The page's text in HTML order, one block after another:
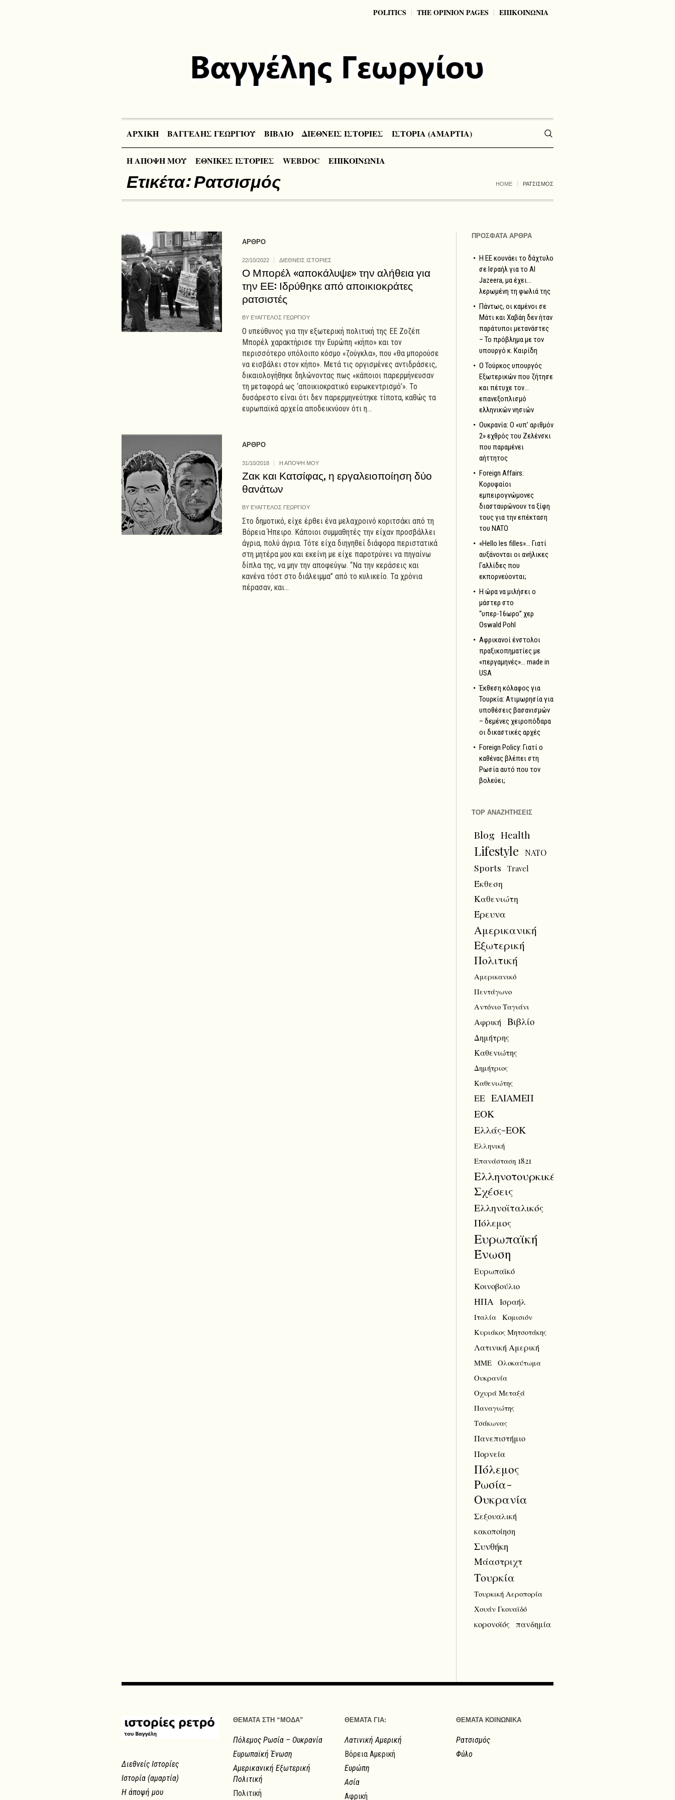
POLITICS THE OPINION PAGES ΕΠΙΚΟΙΝΩΝΙΑ
ΑΡΧΙΚΗ ΒΑΓΓΕΛΗΣ ΓΕΩΡΓΙΟΥ ΒΙΒΛΙΟ ΔΙΕΘΝΕΙΣ ΙΣΤΟΡΙΕΣ ΙΣΤΟΡΙΑ (ΑΜΑΡΤΙΑ)
Η ΑΠΟΨΗ ΜΟΥ ΕΘΝΙΚΕΣ ΙΣΤΟΡΙΕΣ WEBDOC ΕΠΙΚΟΙΝΩΝΙΑ
Ετικέτα:Ρατσισμός HOME ΡΑΤΣΙΣΜΟΣ
ΑΡΘΡΟ
22/10/2022 ΔΙΕΘΝΕΙΣ ΙΣΤΟΡΙΕΣ
Ο Μπορέλ «αποκάλυψε» την αλήθεια για
την ΕΕ: Ιδρύθηκε από αποικιοκράτες
ρατσιστές
BY ΕΥΑΓΓΕΛΟΣ ΓΕΩΡΓΙΟΥ
Ο υπεύθυνος για την εξωτερική πολιτική της ΕΕ Ζοζέπ
Μπορέλ χαρακτήρισε την Ευρώπη «κήπο» και τον
περισσότερο υπόλοιπο κόσμο «ζούγκλα», που «θα μπορούσε
να εισβάλει στον κήπο». Μετά τις οργισμένες αντιδράσεις,
δικαιολογήθηκε δηλώνοντας πως «κάποιοι παρερμήνευσαν
τη μεταφορά ως ‘αποικιοκρατικό ευρωκεντρισμό’». Το
δυσάρεστο είναι ότι δεν παρερμηνεύτηκε τίποτα, καθώς τα
ευρωπαϊκά αρχεία αποδεικνύουν ότι η...
ΑΡΘΡΟ
31/10/2018 Η ΑΠΟΨΗ ΜΟΥ
Ζακ και Κατσίφας, η εργαλειοποίηση δύο
θανάτων
BY ΕΥΑΓΓΕΛΟΣ ΓΕΩΡΓΙΟΥ
Στο δημοτικό, είχε έρθει ένα μελαχροινό κοριτσάκι από τη
Βόρεια Ήπειρο. Κάποιοι συμμαθητές την είχαν προσβάλλει
άγρια, πολύ άγρια. Τότε είχα διηγηθεί διάφορα περιστατικά
στη μητέρα μου και εκείνη με είχε παροτρύνει να πηγαίνω
δίπλα της, να μην την αποφεύγω. “Να την κεράσεις και
κανένα τόστ στο διάλειμμα” από το κυλικείο. Τα χρόνια
πέρασαν, και...
ΠΡΟΣΦΑΤΑ ΑΡΘΡΑ
Η ΕΕ κουνάει το δάχτυλο
σε Ισραήλ για το Al
Jazeera, μα έχει…
λερωμένη τη φωλιά της
Πάντως, οι καμένοι σε
Μάτι και Χαβάη δεν ήταν
παράτυποι μετανάστες
– Το πρόβλημα με τον
υπουργό κ. Καιρίδη
Ο Τούρκος υπουργός
Εξωτερικών που ζήτησε
και πέτυχε τον…
επανεξοπλισμό
ελληνικών νησιών
Ουκρανία: Ο «υπ’ αριθμόν
2» εχθρός του Ζελένσκι
που παραμένει
αήττητος
Foreign Affairs:
Κορυφαίοι
εμπειρογνώμονες
διασταυρώνουν τα ξίφη
τους για την επέκταση
του NATO
«Hello les filles»… Γιατί
αυξάνονται οι ανήλικες
Γαλλίδες που
εκπορνεύονται;
Η ώρα να μιλήσει ο
μάστερ στο
“υπερ-16ωρο” χερ
Oswald Pohl
Αφρικανοί ένστολοι
πραξικοπηματίες με
«περγαμηνές»… made in
USA
Έκθεση κόλαφος για
Τουρκία: Ατιμωρησία για
υποθέσεις βασανισμών
– δεμένες χειροπόδαρα
οι δικαστικές αρχές
Foreign Policy: Γιατί ο
καθένας βλέπει στη
Ρωσία αυτό που τον
βολεύει;
TOP ΑΝΑΖΗΤΗΣΕΙΣ
Blog Health
Lifestyle NATO
Sports Travel
Έκθεση
Καθενιώτη
Έρευνα
Αμερικανική
Εξωτερική
Πολιτική
Αμερικανικό
Πεντάγωνο
Αντόνιο Ταγιάνι
Αφρική Βιβλίο
Δημήτρης
Καθενιώτης
Δημήτριος
Καθενιώτης
ΕΕ ΕΛΙΑΜΕΠ
ΕΟΚ
Ελλάς-ΕΟΚ
Ελληνική
Επανάσταση 1821
Ελληνοτουρκικές
Σχέσεις
Ελληνοϊταλικός
Πόλεμος
Ευρωπαϊκή
Ένωση
Ευρωπαϊκό
Κοινοβούλιο
ΗΠΑ Ισραήλ
Ιταλία
Κομισιόν
Κυριάκος Μητσοτάκης
Λατινική Αμερική
ΜΜΕ
Ολοκαύτωμα
Ουκρανία
Οχυρά Μεταξά
Παναγιώτης
Τσάκωνας
Πανεπιστήμιο
Πορνεία
Πόλεμος
Ρωσία-
Ουκρανία
Σεξουαλική
κακοποίηση
Συνθήκη
Μάαστριχτ
Τουρκία
Τουρκική Αεροπορία
Χουάν Γκουαϊδό
κορονοϊός πανδημία
Διεθνείς Ιστορίες
Ιστορία (αμαρτία)
Η άποψή μου
ΘΕΜΑΤΑ ΣΤΗ “ΜΟΔΑ”
Πόλεμος Ρωσία – Ουκρανία
Ευρωπαϊκή Ένωση
Αμερικανική Εξωτερική
Πολιτική
Πολιτική
ΘΕΜΑΤΑ ΓΙΑ:
Λατινική Αμερική
Βόρεια Αμερική
Ευρώπη
Ασία
Αφρική
ΘΕΜΑΤΑ ΚΟΙΝΩΝΙΚΑ
Ρατσισμός
Φύλο